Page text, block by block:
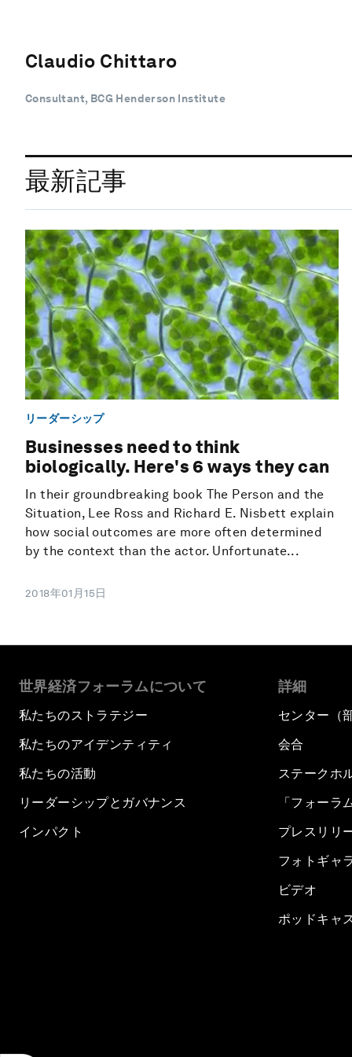
Claudio Chittaro
Consultant, BCG Henderson Institute
最新記事
リーダーシップ
Businesses need to think
biologically. Here's 6 ways they can
In their groundbreaking book The Person and the
Situation, Lee Ross and Richard E. Nisbett explain
how social outcomes are more often determined
by the context than the actor. Unfortunate...
2018年01月15日
世界経済フォーラムについて
私たちのストラテジー
私たちのアイデンティティ
私たちの活動
リーダーシップとガバナンス
インパクト
詳細
センター（
会合
ステークホ
「フォーラ
プレスリリ
フォトギャ
ビデオ
ポッドキャ